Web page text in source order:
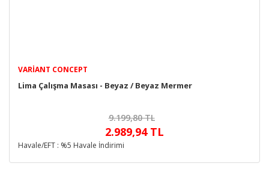
VARIANT CONCEPT
Lima Çalışma Masası - Beyaz / Beyaz Mermer
9.199,80 TL
2.989,94 TL
Havale/EFT : %5 Havale İndirimi